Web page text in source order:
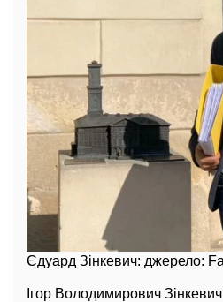
Єдуард Зінкевич: джерело:
Ігор Володимирович